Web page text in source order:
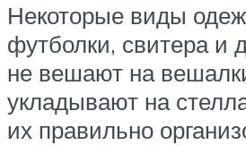
Некоторые виды
футболки, свитера и
не вешают на
укладывают на
их правильно